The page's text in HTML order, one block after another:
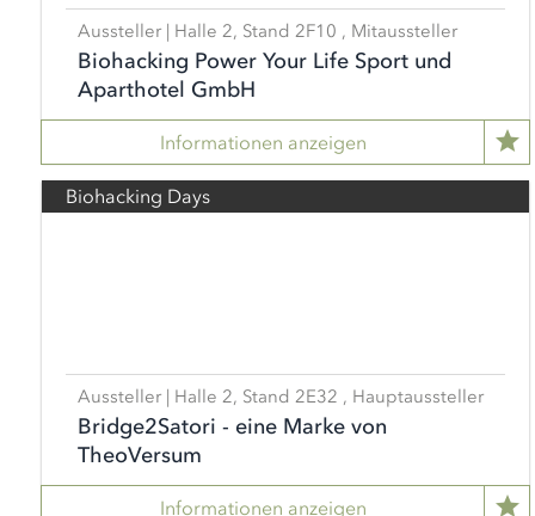
Aussteller | Halle 2, Stand 2F10 , Mitaussteller
Biohacking Power Your Life Sport und
Aparthotel GmbH
Informationen anzeigen
Biohacking Days
Aussteller | Halle 2, Stand 2E32 , Hauptaussteller
Bridge2Satori - eine Marke von
TheoVersum
Informationen anzeigen